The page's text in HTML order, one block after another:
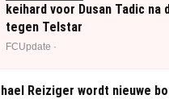
keihard voor Dusan Tadic na
tegen Telstar
FCUpdate ·
Reiziger wordt nieuwe